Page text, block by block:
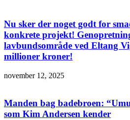
Nu sker der noget godt for
konkrete projekt!
lavbundsområde ved Eltang
millioner kroner!
november 12, 2025
Manden bag badebroen:
som Kim Andersen kender